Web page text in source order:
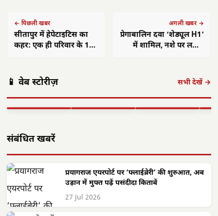
← पिछली खबर
सीतापुर में हेपेटाइटिस का
कहर: एक ही परिवार के 11
अगली खबर →
प्रेगाबालिन दवा ‘शेड्यूल H1’
में शामिल, नशे पर लगाम
📱 वेब स्टोरीज़ सभी देखें →
भरतपुर HIV
राष्ट्रीय लक्ष्य प्राप्त
मैन्युफैक्चरिंग…
का वृंदावन दौरा:
श्रद्धांजलि,…
ने…
संबंधित खबरें
प्रयागराज एयरपोर्ट पर ‘फ्लाईब्रेरी’ की शुरुआत, अब
उड़ान में मुफ्त पढ़ें पसंदीदा किताबें
27 Jul 2026